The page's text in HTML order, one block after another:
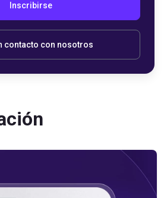
Inscribirse
contacto con nosotros